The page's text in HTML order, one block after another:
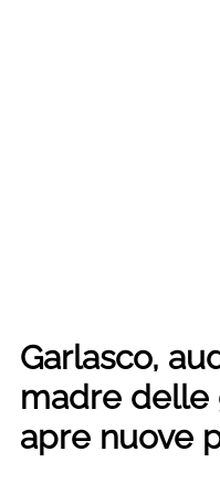
Garlasco,
madre delle
apre nuove